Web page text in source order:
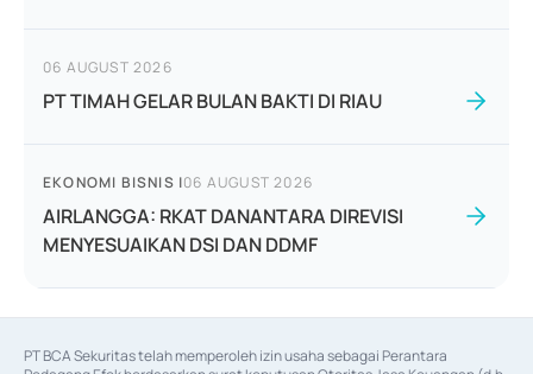
06 AUGUST 2026
PT TIMAH GELAR BULAN BAKTI DI RIAU
EKONOMI BISNIS |06 AUGUST 2026
AIRLANGGA: RKAT DANANTARA DIREVISI
MENYESUAIKAN DSI DAN DDMF
PT BCA Sekuritas telah memperoleh izin usaha sebagai Perantara